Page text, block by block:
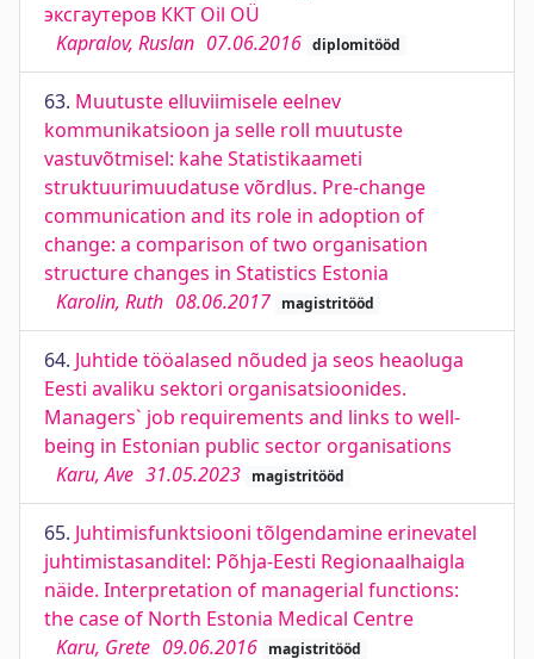
эксгаутеров ККТ Oil OÜ
Kapralov, Ruslan 07.06.2016 diplomitööd
63. Muutuste elluviimisele eelnev
kommunikatsioon ja selle roll muutuste
vastuvõtmisel: kahe Statistikaameti
struktuurimuudatuse võrdlus. Pre-change
communication and its role in adoption of
change: a comparison of two organisation
structure changes in Statistics Estonia
Karolin, Ruth 08.06.2017 magistritööd
64. Juhtide tööalased nõuded ja seos heaoluga
Eesti avaliku sektori organisatsioonides.
Managers` job requirements and links to well-
being in Estonian public sector organisations
Karu, Ave 31.05.2023 magistritööd
65. Juhtimisfunktsiooni tõlgendamine erinevatel
juhtimistasanditel: Põhja-Eesti Regionaalhaigla
näide. Interpretation of managerial functions:
the case of North Estonia Medical Centre
Karu, Grete 09.06.2016 magistritööd